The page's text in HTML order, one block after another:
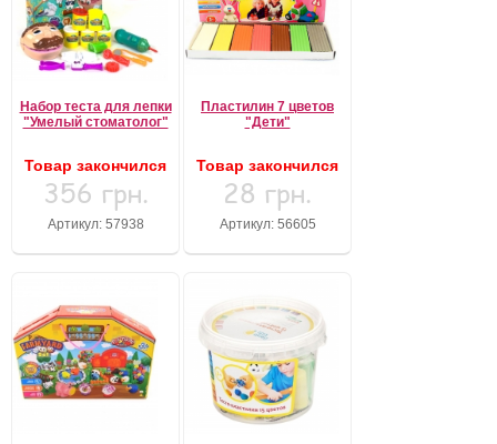
Набор теста для лепки
"Умелый стоматолог"
Товар закончился
356 грн.
Артикул: 57938
Пластилин 7 цветов
"Дети"
Товар закончился
28 грн.
Артикул: 56605